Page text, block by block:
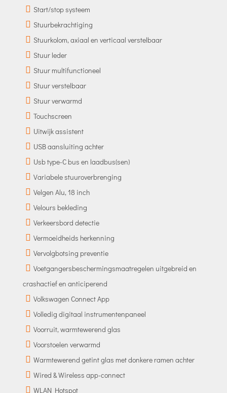
Start/stop systeem
Stuurbekrachtiging
Stuurkolom, axiaal en verticaal verstelbaar
Stuur leder
Stuur multifunctioneel
Stuur verstelbaar
Stuur verwarmd
Touchscreen
Uitwijk assistent
USB aansluiting achter
Usb type-C bus en laadbus(sen)
Variabele stuuroverbrenging
Velgen Alu, 18 inch
Velours bekleding
Verkeersbord detectie
Vermoeidheids herkenning
Vervolgbotsing preventie
Voetgangersbeschermingsmaatregelen uitgebreid en
crashactief en anticiperend
Volkswagen Connect App
Volledig digitaal instrumentenpaneel
Voorruit, warmtewerend glas
Voorstoelen verwarmd
Warmtewerend getint glas met donkere ramen achter
Wired & Wireless app-connect
WLAN Hotspot